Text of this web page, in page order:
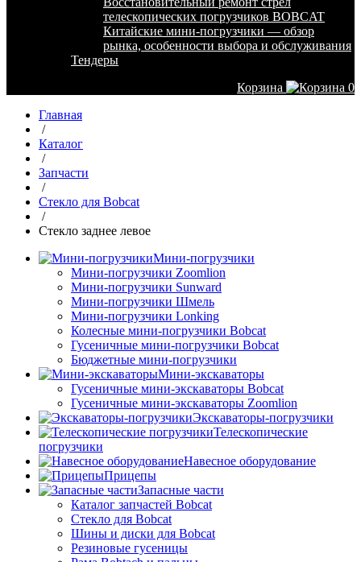
телескопических погрузчиков BOBCAT
Китайские мини-погрузчики — обзор
рынка, особенности выбора и обслуживания
Тендеры
Корзина
0
Главная
/
Каталог
/
Запчасти
/
Стекло для Bobcat
/
Стекло заднее левое
Мини-погрузчики
Мини-погрузчики Zoomlion
Мини-погрузчики Sunward
Мини-погрузчики Шмель
Мини-погрузчики Lonking
Колесные мини-погрузчики Bobcat
Гусеничные мини-погрузчики Bobcat
Бюджетные мини-погрузчики
Мини-экскаваторы
Гусеничные мини-экскаваторы Bobcat
Гусеничные мини-экскаваторы Zoomlion
Экскаваторы-погрузчики
Телескопические
погрузчики
Навесное оборудование
Прицепы
Запасные части
Каталог запчастей Bobcat
Стекло для Bobcat
Шины и диски для Bobcat
Резиновые гусеницы